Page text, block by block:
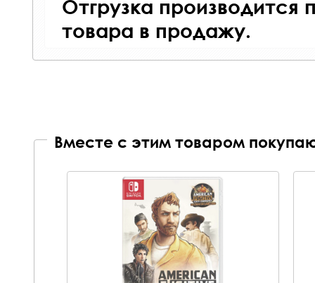
Отгрузка производится
товара в продажу.
Вместе с этим товаром